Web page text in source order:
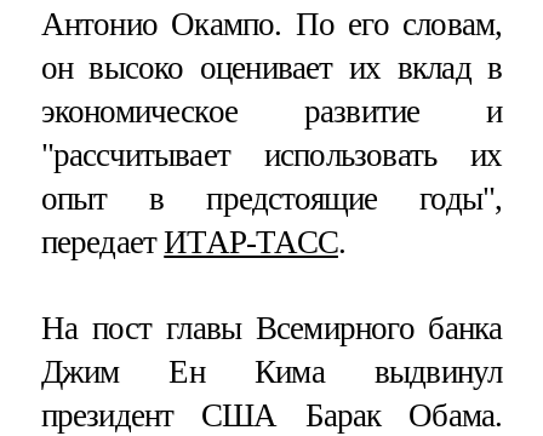
Антонио Окампо. По его словам,
он высоко оценивает их вклад в
экономическое развитие и
"рассчитывает использовать их
опыт в предстоящие годы",
передаетИТАР-ТАСС.
На пост главы Всемирного банка
Джим Ен Кима выдвинул
президент США Барак Обама.